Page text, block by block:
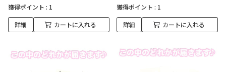
獲得ポイント : 1
詳細 カートに入れる
獲得ポイント : 1
詳細 カートに入れる